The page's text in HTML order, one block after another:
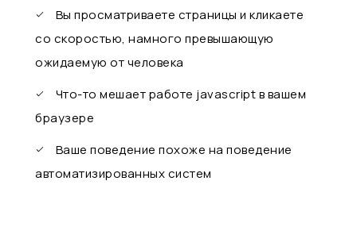
Вы просматриваете страницы и кликаете
со скоростью, намного превышающую
ожидаемую от человека
Что-то мешает работе javascript в вашем
браузере
Ваше поведение похоже на поведение
автоматизированных систем